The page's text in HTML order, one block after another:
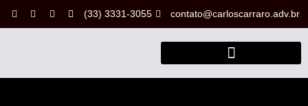
(33) 3331-3055 contato@carloscarraro.adv.br